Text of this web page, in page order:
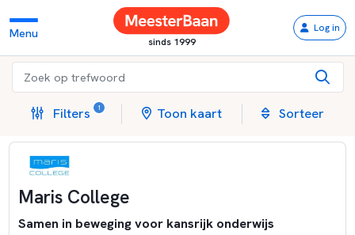
Menu
sinds 1999
Log in
Filters 1 Toon kaart Sorteer
Maris College
Samen in beweging voor kansrijk onderwijs